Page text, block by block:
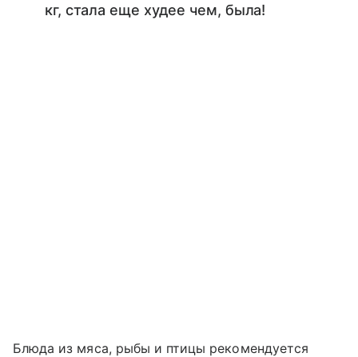
кг, стала еще худее чем, была!
Блюда из мяса, рыбы и птицы рекомендуется